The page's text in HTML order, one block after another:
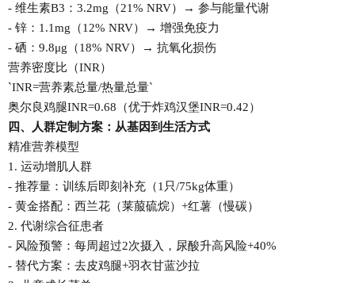
- 维生素B3：3.2mg（21% NRV）→ 参与能量代谢
- 锌：1.1mg（12% NRV）→ 增强免疫力
- 硒：9.8μg（18% NRV）→ 抗氧化损伤
营养密度比（INR）
`INR=营养素总量/热量总量`
奥尔良鸡腿INR=0.68（优于炸鸡汉堡INR=0.42）
四、人群定制方案：从基因到生活方式
精准营养模型
1. 运动增肌人群
- 推荐量：训练后即刻补充（1只/75kg体重）
- 黄金搭配：西兰花（莱菔硫烷）+红薯（慢碳）
2. 代谢综合征患者
- 风险预警：每周超过2次摄入，尿酸升高风险+40%
- 替代方案：去皮鸡腿+羽衣甘蓝沙拉